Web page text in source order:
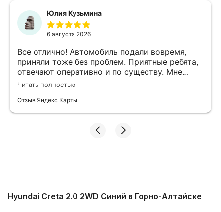
Юлия Кузьмина
6 августа 2026
Все отлично! Автомобиль подали вовремя,
приняли тоже без проблем. Приятные ребята,
отвечают оперативно и по существу. Мне
порекомендовали именно эту фирму и я не
Читать полностью
Отзыв Яндекс Карты
Hyundai Creta 2.0 2WD Синий в Горно-Алтайске